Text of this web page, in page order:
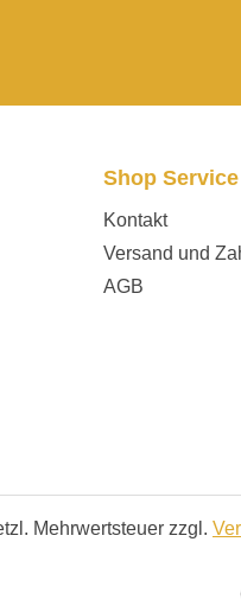
Shop Service
Kontakt
Versand und
AGB
Mehrwertsteuer zzgl.